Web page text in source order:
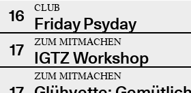
16
CLUB
Friday Psyday
17
ZUM MITMACHEN
IGTZ Workshop
ZUM MITMACHEN